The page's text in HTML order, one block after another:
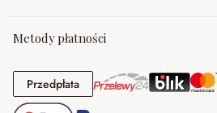
Metody płatności
PrzedpłataPrzedpłata